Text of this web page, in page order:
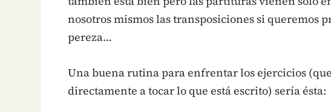
nosotros mismos las transposiciones si queremos
pereza…
Una buena rutina para enfrentar los ejercicios
directamente a tocar lo que está escrito) sería ésta: